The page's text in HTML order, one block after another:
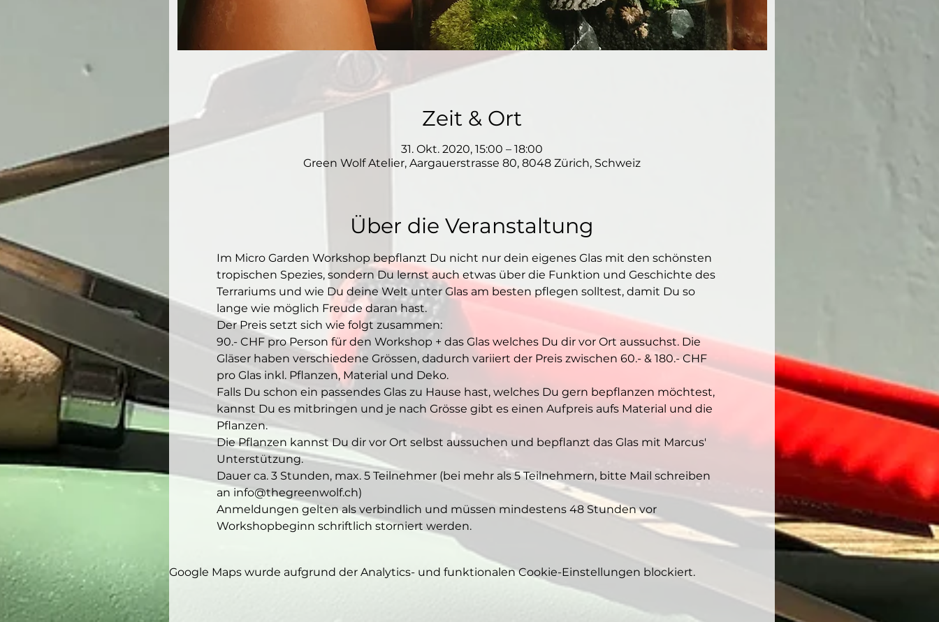
Zeit & Ort
31. Okt. 2020, 15:00 – 18:00
Green Wolf Atelier, Aargauerstrasse 80, 8048 Zürich, Schweiz
Über die Veranstaltung
Im Micro Garden Workshop bepflanzt Du nicht nur dein eigenes Glas mit den schönsten
tropischen Spezies, sondern Du lernst auch etwas über die Funktion und Geschichte des
Terrariums und wie Du deine Welt unter Glas am besten pflegen solltest, damit Du so
lange wie möglich Freude daran hast.
Der Preis setzt sich wie folgt zusammen:
90.- CHF pro Person für den Workshop + das Glas welches Du dir vor Ort aussuchst. Die
Gläser haben verschiedene Grössen, dadurch variiert der Preis zwischen 60.- & 180.- CHF
pro Glas inkl. Pflanzen, Material und Deko.
Falls Du schon ein passendes Glas zu Hause hast, welches Du gern bepflanzen möchtest,
kannst Du es mitbringen und je nach Grösse gibt es einen Aufpreis aufs Material und die
Pflanzen.
Die Pflanzen kannst Du dir vor Ort selbst aussuchen und bepflanzt das Glas mit Marcus'
Unterstützung.
Dauer ca. 3 Stunden, max. 5 Teilnehmer (bei mehr als 5 Teilnehmern, bitte Mail schreiben
an info@thegreenwolf.ch)
Anmeldungen gelten als verbindlich und müssen mindestens 48 Stunden vor
Workshopbeginn schriftlich storniert werden.
Google Maps wurde aufgrund der Analytics- und funktionalen Cookie-Einstellungen blockiert.